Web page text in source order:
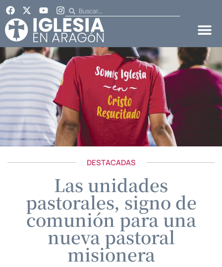
DESTACADAS
Las unidades
pastorales, signo de
comunión para una
nueva pastoral
misionera